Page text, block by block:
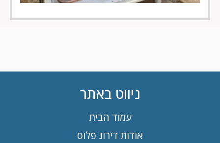
ניווט באתר
עמוד הבית
אודות דירוג פלוס